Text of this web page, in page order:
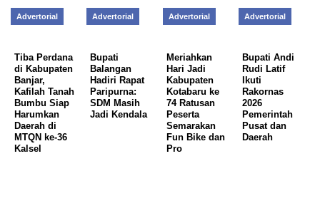
Advertorial
Tiba Perdana
di Kabupaten
Banjar,
Kafilah Tanah
Bumbu Siap
Harumkan
Daerah di
MTQN ke-36
Kalsel
Advertorial
Bupati
Balangan
Hadiri Rapat
Paripurna:
SDM Masih
Jadi Kendala
Advertorial
Meriahkan
Hari Jadi
Kabupaten
Kotabaru ke
74 Ratusan
Peserta
Semarakan
Fun Bike dan
Pro
Advertorial
Bupati Andi
Rudi Latif
Ikuti
Rakornas
2026
Pemerintah
Pusat dan
Daerah